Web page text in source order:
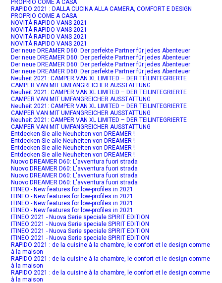
PROPRIO COME A CASA
RAPIDO 2021 : DALLA CUCINA ALLA CAMERA, COMFORT E DESIGN
PROPRIO COME A CASA
NOVITÀ RAPIDO VANS 2021
NOVITÀ RAPIDO VANS 2021
NOVITÀ RAPIDO VANS 2021
NOVITÀ RAPIDO VANS 2021
Der neue DREAMER D60: Der perfekte Partner für jedes Abenteuer
Der neue DREAMER D60: Der perfekte Partner für jedes Abenteuer
Der neue DREAMER D60: Der perfekte Partner für jedes Abenteuer
Der neue DREAMER D60: Der perfekte Partner für jedes Abenteuer
Neuheit 2021: CAMPER VAN XL LIMITED – DER TEILINTEGRIERTE
CAMPER VAN MIT UMFANGREICHER AUSSTATTUNG
Neuheit 2021: CAMPER VAN XL LIMITED – DER TEILINTEGRIERTE
CAMPER VAN MIT UMFANGREICHER AUSSTATTUNG
Neuheit 2021: CAMPER VAN XL LIMITED – DER TEILINTEGRIERTE
CAMPER VAN MIT UMFANGREICHER AUSSTATTUNG
Neuheit 2021: CAMPER VAN XL LIMITED – DER TEILINTEGRIERTE
CAMPER VAN MIT UMFANGREICHER AUSSTATTUNG
Entdecken Sie alle Neuheiten von DREAMER !
Entdecken Sie alle Neuheiten von DREAMER !
Entdecken Sie alle Neuheiten von DREAMER !
Entdecken Sie alle Neuheiten von DREAMER !
Nuovo DREAMER D60: L'avventura fuori strada
Nuovo DREAMER D60: L'avventura fuori strada
Nuovo DREAMER D60: L'avventura fuori strada
Nuovo DREAMER D60: L'avventura fuori strada
ITINEO - New features for low-profiles in 2021
ITINEO - New features for low-profiles in 2021
ITINEO - New features for low-profiles in 2021
ITINEO - New features for low-profiles in 2021
ITINEO 2021 - Nuova Serie speciale SPIRIT EDITION
ITINEO 2021 - Nuova Serie speciale SPIRIT EDITION
ITINEO 2021 - Nuova Serie speciale SPIRIT EDITION
ITINEO 2021 - Nuova Serie speciale SPIRIT EDITION
RAPIDO 2021 : de la cuisine à la chambre, le confort et le design comme
à la maison
RAPIDO 2021 : de la cuisine à la chambre, le confort et le design comme
à la maison
RAPIDO 2021 : de la cuisine à la chambre, le confort et le design comme
à la maison